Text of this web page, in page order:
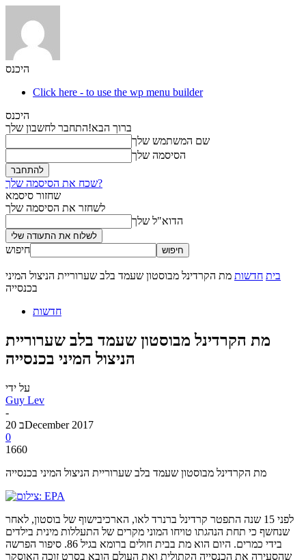
היכנס
Click here - to use the wp menu builder
היכנס
ברוך הבא!התחבר לחשבון שלך
שם המשתמש שלך
הסיסמה שלך
שכח את הסיסמה שלך?
שחזור סיסמא
לשחזר את הסיסמה שלך
הדוא"ל שלך
חיפוש
בית חדשות מת הקרדינל מבוסטון שעמד בלב שערוריית הניצול המיני
בכנסייה
חדשות
מת הקרדינל מבוסטון שעמד בלב שערוריית
הניצול המיני בכנסייה
על ידי
Guy Lev
-
20 בDecember 2017
0
1660
מת הקרדינל מבוסטון שעמד בלב שערוריית הניצול המיני בכנסייה
לפני 15 שנה התפטר קרדינל ברנרד לאו, הארכיבישוף של בוסטון, לאחר
שנחשף כי תחת הנהגתו טויחו המוני מקרים של התעללות מינית בילדים
בידי כמרים. היום הוא מת בבית חולים ברומא בגיל 86. סיפור הפרשה
שהסעירה את הכנסייה הקתולית ואת העולם הובא בסרט זוכה האוסקר